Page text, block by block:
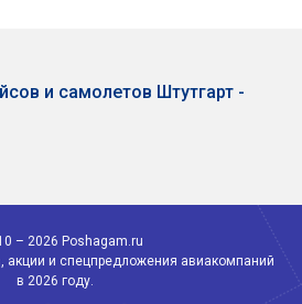
и самолетов Штутгарт -
– 2026 Poshagam.ru
акции и спецпредложения авиакомпаний
в 2026 году.